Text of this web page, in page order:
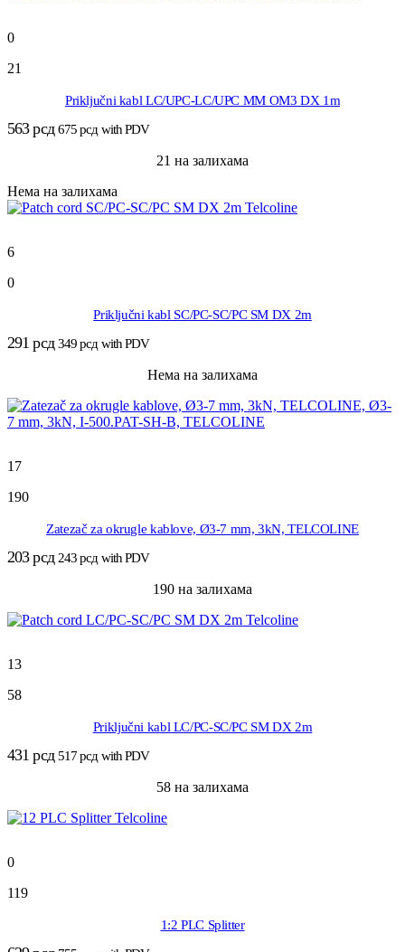
0
21
Priključni kabl LC/UPC-LC/UPC MM OM3 DX 1m
563рсд 675рсдwith PDV
21 на залихама
Нема на залихама
6
0
Priključni kabl SC/PC-SC/PC SM DX 2m
291рсд 349рсдwith PDV
Нема на залихама
17
190
Zatezač za okrugle kablove, Ø3-7 mm, 3kN, TELCOLINE
203рсд 243рсдwith PDV
190 на залихама
13
58
Priključni kabl LC/PC-SC/PC SM DX 2m
431рсд 517рсдwith PDV
58 на залихама
0
119
1:2 PLC Splitter